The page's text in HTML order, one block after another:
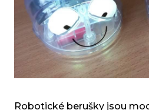
Robotické berušky jsou